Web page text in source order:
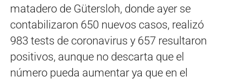
matadero de Gütersloh, donde ayer se
contabilizaron 650 nuevos casos, realizó
983 tests de coronavirus y 657 resultaron
positivos, aunque no descarta que el
número pueda aumentar ya que en el